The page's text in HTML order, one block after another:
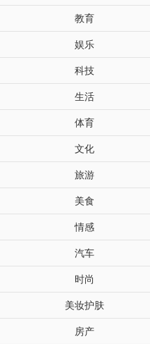
教育
娱乐
科技
生活
体育
文化
旅游
美食
情感
汽车
时尚
美妆护肤
房产